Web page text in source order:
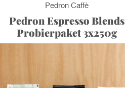
Pedron Caffè
Pedron Espresso Blends
Probierpaket 3x250g